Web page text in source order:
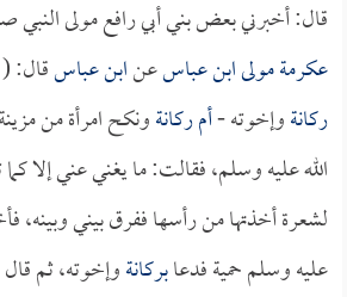
قال: أخبرني بعض بني أبي رافع مولى النبي
عكرمة مولى ابن عباسعنابن عباسقال: (
ركانةوإخوته -أم ركانةونكح امرأة من
الله عليه وسلم، فقالت: ما يغني عني إلا
لشعرة أخذتها من رأسها ففرق بيني وبينه،
عليه وسلم حمية فدعابركانةوإخوته، ثم